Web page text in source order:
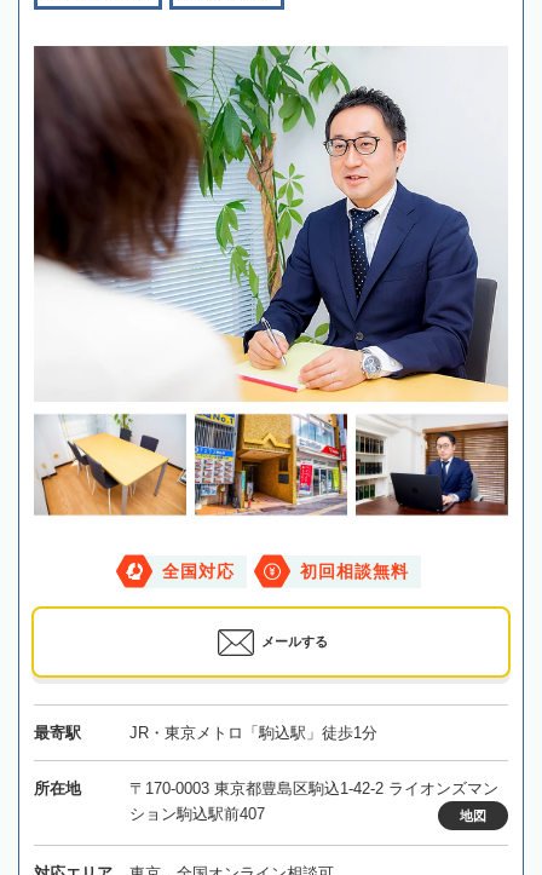
全国対応 初回相談無料
メールする
最寄駅 JR・東京メトロ「駒込駅」徒歩1分
所在地
〒170-0003 東京都豊島区駒込1-42-2 ライオンズマン
ション駒込駅前407
地図